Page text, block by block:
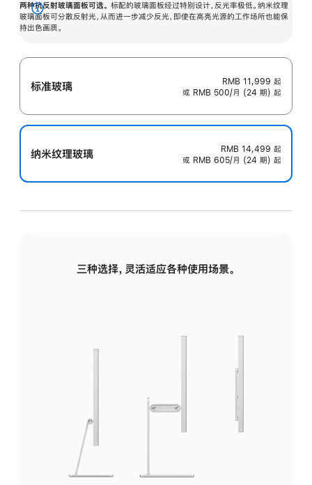
两种抗反射玻璃面板可选。 标配的玻璃面板经过特别设计，反光率极低。纳米纹理
玻璃面板可分散反射光，从而进一步减少反光，即使在高亮光源的工作场所也能保
持出色画质。
展
开
标准玻璃 RMB 11,999 起
或 RMB 500/月 (24 期) 起
纳米纹理玻璃 RMB 14,499 起
或 RMB 605/月 (24 期) 起
三种选择，灵活适应各种使用场景。